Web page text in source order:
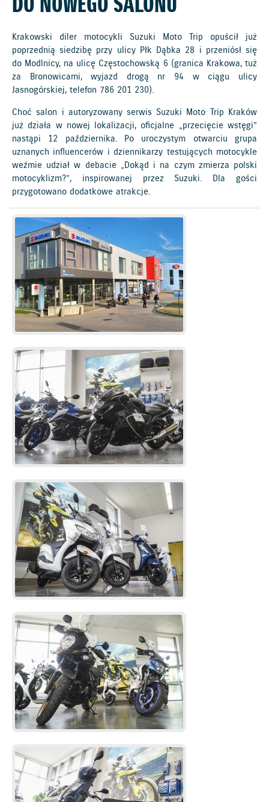
Krakowski diler motocykli Suzuki Moto Trip opuścił już
poprzednią siedzibę przy ulicy Płk Dąbka 28 i przeniósł się
do Modlnicy, na ulicę Częstochowską 6 (granica Krakowa, tuż
za Bronowicami, wyjazd drogą nr 94 w ciągu ulicy
Jasnogórskiej, telefon 786 201 230).
Choć salon i autoryzowany serwis Suzuki Moto Trip Kraków
już działa w nowej lokalizacji, oficjalne „przecięcie wstęgi”
nastąpi 12 października. Po uroczystym otwarciu grupa
uznanych influencerów i dziennikarzy testujących motocykle
weźmie udział w debacie „Dokąd i na czym zmierza polski
motocyklizm?”, inspirowanej przez Suzuki. Dla gości
przygotowano dodatkowe atrakcje.